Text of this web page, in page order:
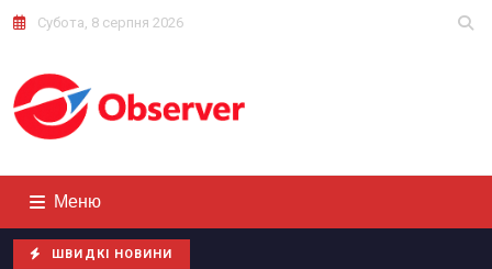
Субота, 8 серпня 2026
Меню
ШВИДКІ НОВИНИ